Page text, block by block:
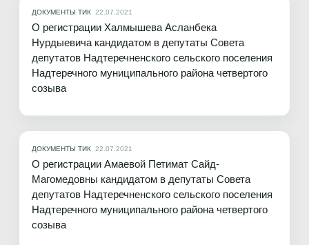
ДОКУМЕНТЫ ТИК 22.07.2021
О регистрации Халмышева Асланбека
Нурдыевича кандидатом в депутаты Совета
депутатов Надтеречненского сельского поселения
Надтеречного муниципального района четвертого
созыва
ДОКУМЕНТЫ ТИК 22.07.2021
О регистрации Амаевой Петимат Сайд-
Магомедовны кандидатом в депутаты Совета
депутатов Надтеречненского сельского поселения
Надтеречного муниципального района четвертого
созыва